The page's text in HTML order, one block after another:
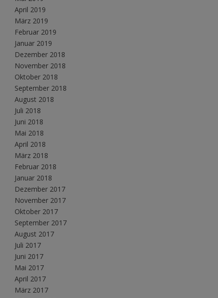
April 2019
März 2019
Februar 2019
Januar 2019
Dezember 2018
November 2018
Oktober 2018
September 2018
August 2018
Juli 2018
Juni 2018
Mai 2018
April 2018
März 2018
Februar 2018
Januar 2018
Dezember 2017
November 2017
Oktober 2017
September 2017
August 2017
Juli 2017
Juni 2017
Mai 2017
April 2017
März 2017